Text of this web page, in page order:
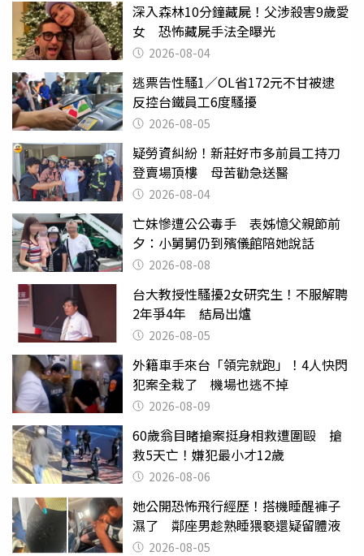
深入森林10分鐘藏屍！父涉殺害9歲愛
女 恐怖藏屍手法全曝光
2026-08-04
逃票告性騷1／OL省172元不甘被逮
反控台鐵員工6度騷擾
2026-08-05
疑勞資糾紛！新莊好市多前員工持刀
登賣場頂樓 母苦勸急送醫
2026-08-04
亡妹慘遭公公毒手 表姊憶父親節前
夕：小舅舅仍到殯儀館陪她說話
2026-08-08
台大教授性騷擾2女研究生！不服解聘
2年爭4年 結局出爐
2026-08-05
外籍車手來台「領完就跑」！4人快閃
犯案全栽了 機場也逃不掉
2026-08-09
60歲翁目睹搶案挺身相救遭圍毆 搶
救5天亡！嫌犯最小才12歲
2026-08-06
她公開恐怖飛行經歷！搭機睡醒褲子
濕了 鄰座男趁熟睡猥褻還疑留體液
2026-08-05